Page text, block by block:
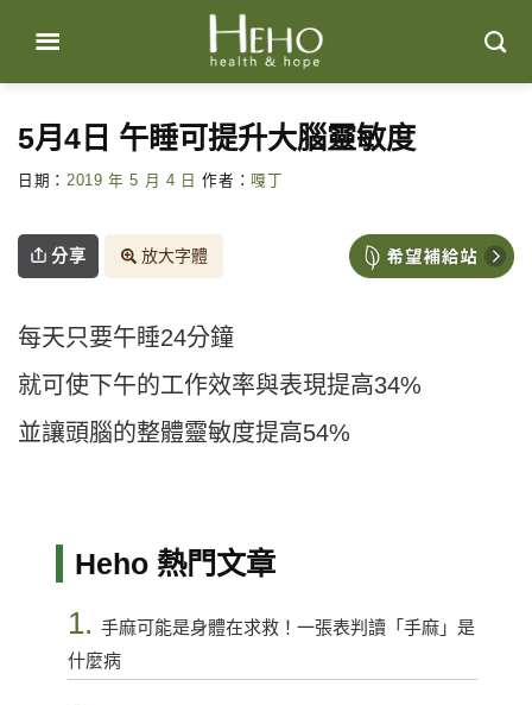
content
5月4日 午睡可提升大腦靈敏度
日期： 2019 年 5 月 4 日 作者： 嘎丁
分享 放大字體
每天只要午睡24分鐘
就可使下午的工作效率與表現提高34%
並讓頭腦的整體靈敏度提高54%
Heho 熱門文章
1. 手麻可能是身體在求救！一張表判讀「手麻」是
什麼病